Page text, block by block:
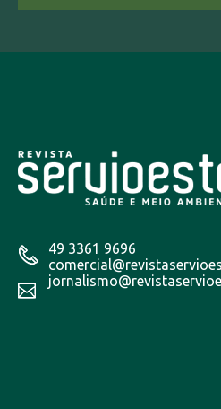
49 3361 9696